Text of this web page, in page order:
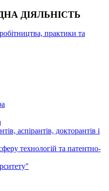
ДІЯЛЬНІСТЬ
практики та
аспірантів, докторантів і
технологій та патентно-